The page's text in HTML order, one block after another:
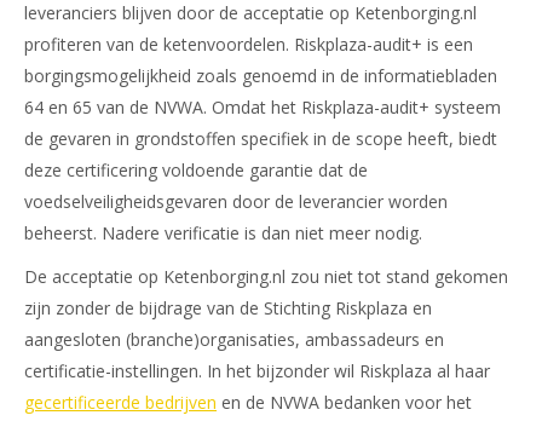
leveranciers blijven door de acceptatie op Ketenborging.nl
profiteren van de ketenvoordelen. Riskplaza-audit+ is een
borgingsmogelijkheid zoals genoemd in de informatiebladen
64 en 65 van de NVWA. Omdat het Riskplaza-audit+ systeem
de gevaren in grondstoffen specifiek in de scope heeft, biedt
deze certificering voldoende garantie dat de
voedselveiligheidsgevaren door de leverancier worden
beheerst. Nadere verificatie is dan niet meer nodig.
De acceptatie op Ketenborging.nl zou niet tot stand gekomen
zijn zonder de bijdrage van de Stichting Riskplaza en
aangesloten (branche)organisaties, ambassadeurs en
certificatie-instellingen. In het bijzonder wil Riskplaza al haar
gecertificeerde bedrijven en de NVWA bedanken voor het